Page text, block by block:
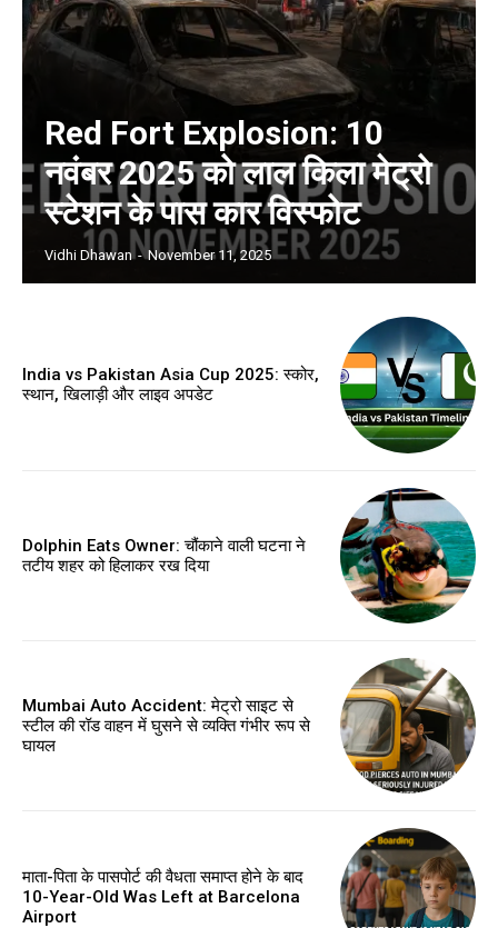
Red Fort Explosion: 10
नवंबर 2025 को लाल किला मेट्रो
स्टेशन के पास कार विस्फोट
Vidhi Dhawan - November 11, 2025
India vs Pakistan Asia Cup 2025: स्कोर,
स्थान, खिलाड़ी और लाइव अपडेट
Dolphin Eats Owner: चौंकाने वाली घटना ने
तटीय शहर को हिलाकर रख दिया
Mumbai Auto Accident: मेट्रो साइट से
स्टील की रॉड वाहन में घुसने से व्यक्ति गंभीर रूप से
घायल
माता-पिता के पासपोर्ट की वैधता समाप्त होने के बाद
10-Year-Old Was Left at Barcelona
Airport